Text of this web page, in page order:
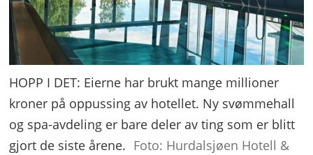
HOPP I DET: Eierne har brukt mange millioner
kroner på oppussing av hotellet. Ny svømmehall
og spa-avdeling er bare deler av ting som er blitt
gjort de siste årene. Foto: Hurdalsjøen Hotell &